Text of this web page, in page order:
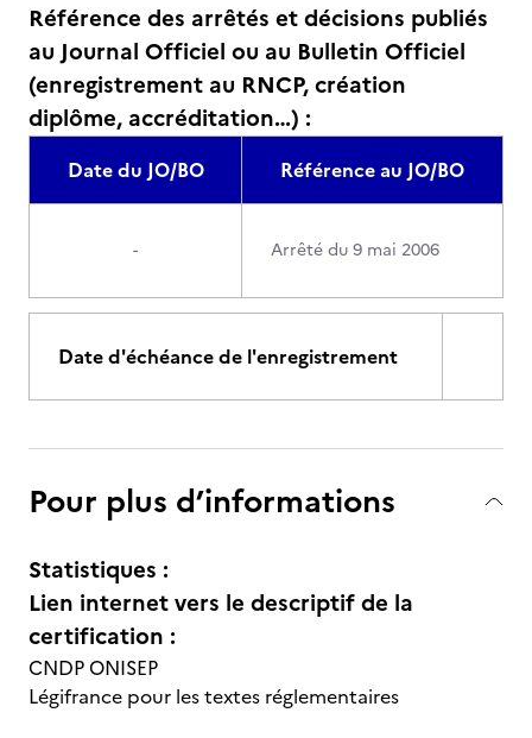
Référence des arrêtés et décisions publiés
au Journal Officiel ou au Bulletin Officiel
(enregistrement au RNCP, création
diplôme, accréditation…) :
Date du JO/BO Référence au JO/BO
- Arrêté du 9 mai 2006
Date d'échéance de l'enregistrement
Pour plus d’informations
Statistiques :
Lien internet vers le descriptif de la
certification :
CNDP ONISEP
Légifrance pour les textes réglementaires